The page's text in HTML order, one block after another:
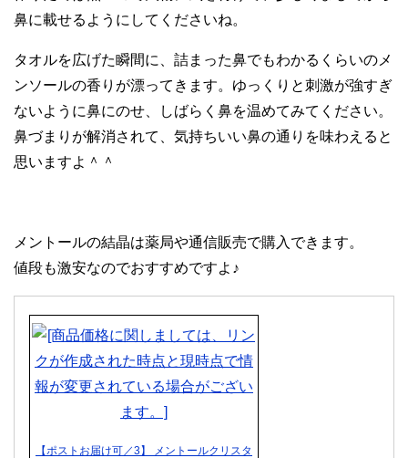
鼻に載せるようにしてくださいね。
タオルを広げた瞬間に、詰まった鼻でもわかるくらいのメ
ンソールの香りが漂ってきます。ゆっくりと刺激が強すぎ
ないように鼻にのせ、しばらく鼻を温めてみてください。
鼻づまりが解消されて、気持ちいい鼻の通りを味わえると
思いますよ＾＾
メントールの結晶は薬局や通信販売で購入できます。
値段も激安なのでおすすめですよ♪
【ポストお届け可／3】 メントールクリスタ